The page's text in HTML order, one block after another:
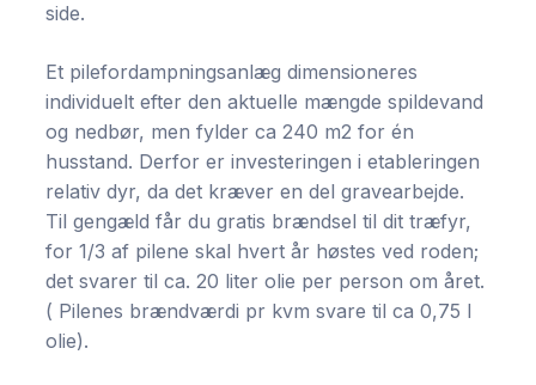
side.
Et pilefordampningsanlæg dimensioneres
individuelt efter den aktuelle mængde spildevand
og nedbør, men fylder ca 240 m2 for én
husstand. Derfor er investeringen i etableringen
relativ dyr, da det kræver en del gravearbejde.
Til gengæld får du gratis brændsel til dit træfyr,
for 1/3 af pilene skal hvert år høstes ved roden;
det svarer til ca. 20 liter olie per person om året.
( Pilenes brændværdi pr kvm svare til ca 0,75 l
olie).